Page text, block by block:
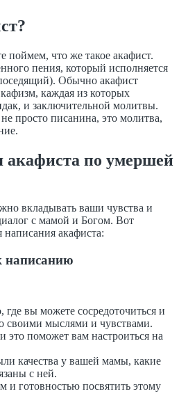
поймем, что же такое акафист.
пения, который исполняется
Обычно акафист
каждая из которых
и заключительной молитвы.
просто писанина, это молитва,
по умершей
вкладывать ваши чувства и
с мамой и Богом. Вот
акафиста:
написанию
где вы можете сосредоточиться и
своими мыслями и чувствами.
это поможет вам настроиться на
качества у вашей мамы, какие
с ней.
и готовностью посвятить этому